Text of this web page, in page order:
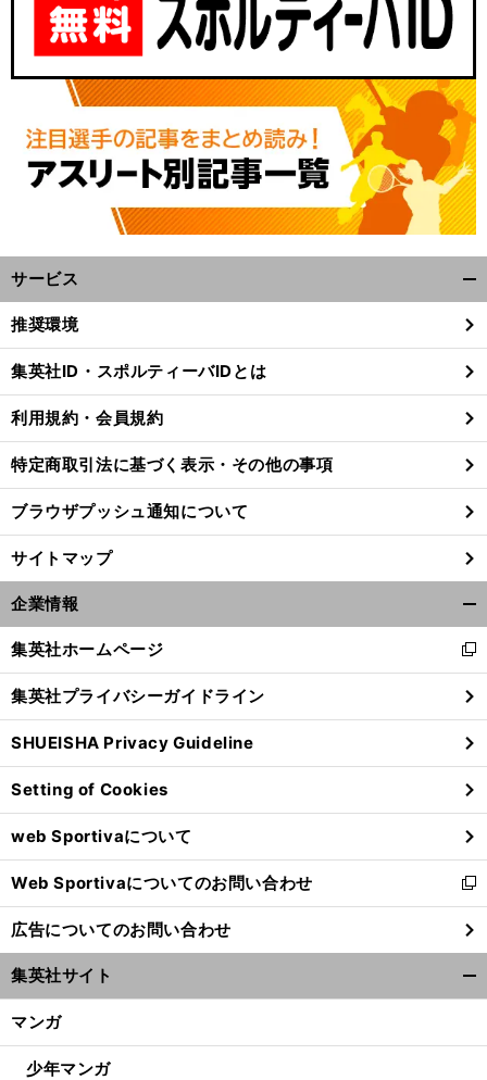
、
。
、
サービス
閉
る
推奨環境
集英社ID・スポルティーバIDとは
利用規約・会員規約
特定商取引法に基づく表示・その他の事項
ブラウザプッシュ通知について
サイトマップ
企業情報
閉
る
集英社ホームページ
新
し
い
ウ
ィ
ン
ド
ウ
で
開
く
集英社プライバシーガイドライン
SHUEISHA Privacy Guideline
Setting of Cookies
web Sportivaについて
Web Sportivaについてのお問い合わせ
新
し
い
ウ
ィ
ン
ウ
広告についてのお問い合わせ
集英社サイト
マンガ
少年マンガ